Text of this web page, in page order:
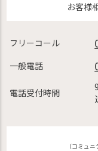
お客様
フリーコール
一般電話
電話受付時間
（コミュ